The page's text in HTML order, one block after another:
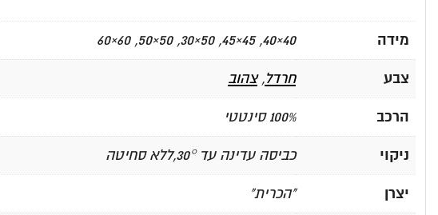
מידה 40×40, 45×45, 50×30, 50×50, 60×60
צבע חרדל,צהוב
הרכב 100% סינטטי
ניקוי כביסה עדינה עד 30°,ללא סחיטה
יצרן "הכרית"